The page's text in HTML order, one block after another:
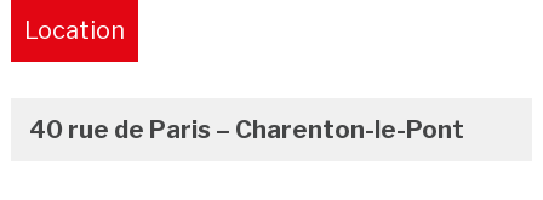
Location
40 rue de Paris – Charenton-le-Pont